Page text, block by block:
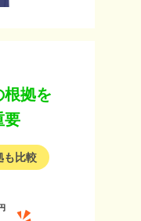
根拠を
要
も比較